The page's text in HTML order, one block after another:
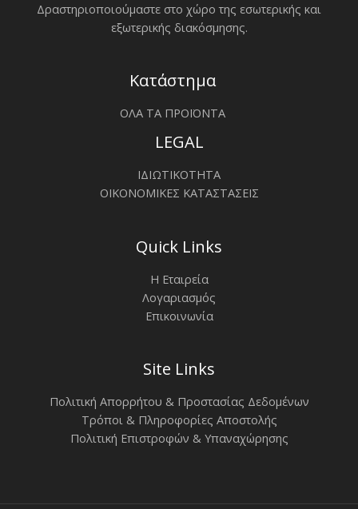
Δραστηριοποιoύμαστε στο χώρο της εσωτερικής και
εξωτερικής διακόσμησης.
Κατάστημα
ΟΛΑ ΤΑ ΠΡΟΪΟΝΤΑ
LEGAL
ΙΔΙΩΤΙΚΟΤΗΤΑ
ΟΙΚΟΝΟΜΙΚΕΣ ΚΑΤΑΣΤΑΣΕΙΣ
Quick Links
Η Εταιρεία
Λογαριασμός
Επικοινωνία
Site Links
Πολιτική Απορρήτου & Προστασίας Δεδομένων
Τρόποι & Πληροφορίες Αποστολής
Πολιτική Επιστροφών & Υπαναχώρησης